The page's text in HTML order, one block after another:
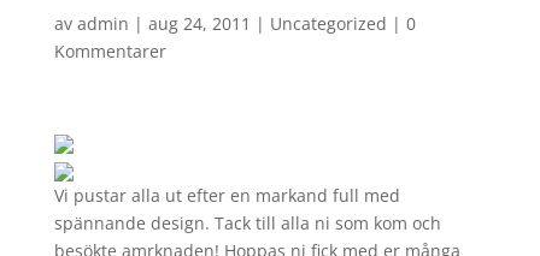
av admin | aug 24, 2011 | Uncategorized | 0
Kommentarer
Vi pustar alla ut efter en markand full med
spännande design. Tack till alla ni som kom och
besökte amrknaden! Hoppas ni fick med er många